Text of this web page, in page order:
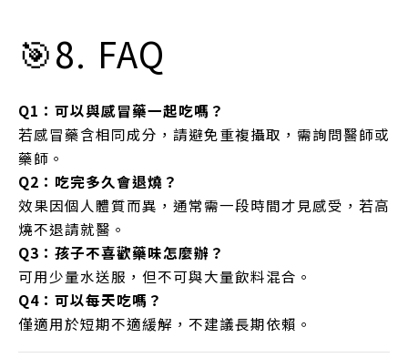
🎯8. FAQ
Q1：可以與感冒藥一起吃嗎？
若感冒藥含相同成分，請避免重複攝取，需詢問醫師或
藥師。
Q2：吃完多久會退燒？
效果因個人體質而異，通常需一段時間才見感受，若高
燒不退請就醫。
Q3：孩子不喜歡藥味怎麼辦？
可用少量水送服，但不可與大量飲料混合。
Q4：可以每天吃嗎？
僅適用於短期不適緩解，不建議長期依賴。